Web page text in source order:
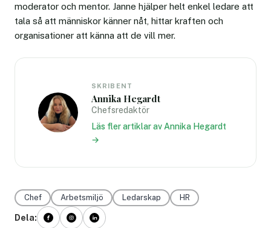
moderator och mentor. Janne hjälper helt enkel ledare att
tala så att människor känner nåt, hittar kraften och
organisationer att känna att de vill mer.
SKRIBENT
Annika Hegardt
Chefsredaktör
Läs fler artiklar av Annika Hegardt
→
Chef Arbetsmiljö Ledarskap HR
Dela: